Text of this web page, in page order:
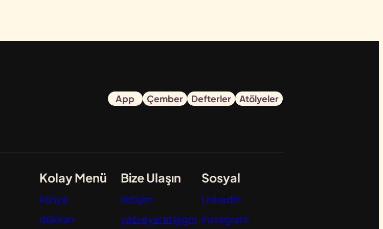
App Çember Defterler Atölyeler
Kolay Menü
künye
dükkan
Bize Ulaşın
iletişim
yazveyarat@gm
Sosyal
LinkedIn
instagram